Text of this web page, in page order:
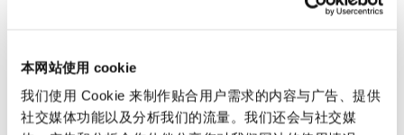
本网站使用 cookie
我们使用 Cookie 来制作贴合用户需求的内容与广告、提供
社交媒体功能以及分析我们的流量。我们还会与社交媒
Non-Contentious
海
阿密
尔福德
法律解析
specialist commercial law advice to the
sector, particularly in the areas of
product distribution and outsourcing.